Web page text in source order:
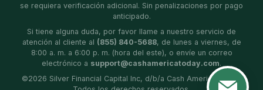
se requiera verificación adicional. Sin penalizaciones por pago
anticipado.
Si tiene alguna duda, por favor llame a nuestro servicio de
atención al cliente al (855) 840-5688, de lunes a viernes, de
8:00 a. m. a 6:00 p. m. (hora del este), o envíe un correo
electrónico a support@cashamericatoday.com.
©2026 Silver Financial Capital Inc, d/b/a Cash America Today.